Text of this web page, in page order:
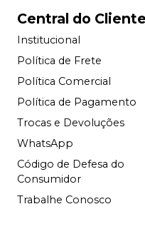
Central do Cliente
Institucional
Política de Frete
Política Comercial
Política de Pagamento
Trocas e Devoluções
WhatsApp
Código de Defesa do
Consumidor
Trabalhe Conosco